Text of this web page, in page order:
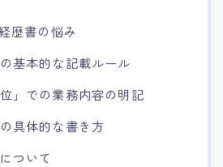
歴書の悩み
基本的な記載ルール
」での業務内容の明記
具体的な書き方
ついて